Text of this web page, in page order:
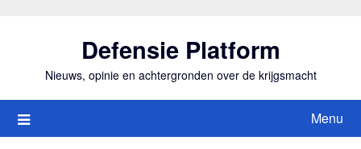
Defensie Platform
Nieuws, opinie en achtergronden over de krijgsmacht
Menu